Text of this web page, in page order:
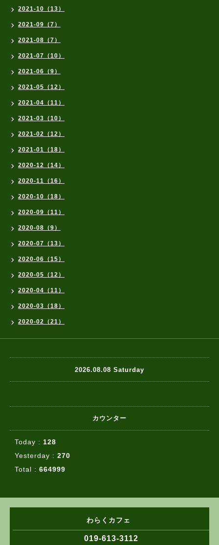
2021-10（13）
2021-09（7）
2021-08（7）
2021-07（10）
2021-06（9）
2021-05（12）
2021-04（11）
2021-03（10）
2021-02（12）
2021-01（18）
2020-12（14）
2020-11（16）
2020-10（18）
2020-09（11）
2020-08（9）
2020-07（13）
2020-06（15）
2020-05（12）
2020-04（11）
2020-03（18）
2020-02（21）
2026.08.08 Saturday
カウンター
Today : 128
Yesterday : 270
Total : 664999
わらくカフェ
019-613-3112